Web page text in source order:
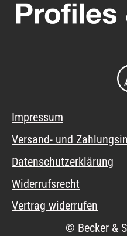
Impressum
Versand- und
Datenschutzerklärung
Widerrufsrecht
Vertrag widerrufen
© Becker &